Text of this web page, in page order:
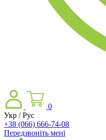
0
Укр / Рус
+38 (066) 666-74-08
Передзвоніть мені